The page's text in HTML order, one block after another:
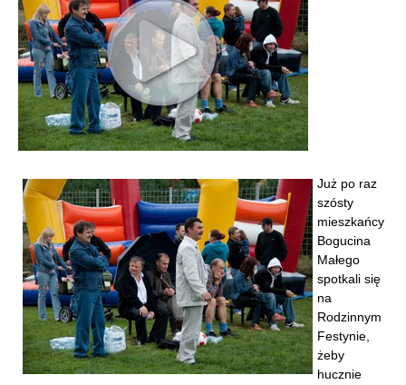
Już po raz
szósty
mieszkańcy
Bogucina
Małego
spotkali się
na
Rodzinnym
Festynie,
żeby
hucznie